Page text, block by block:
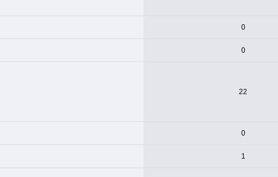
0
0
22
0
1